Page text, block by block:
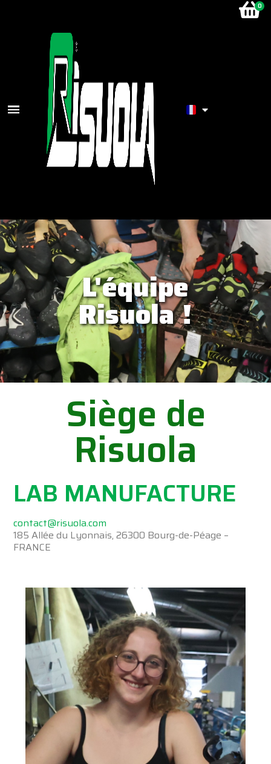
L'équipe
Risuola !
Siège de
Risuola
LAB MANUFACTURE
contact@risuola.com
185 Allée du Lyonnais, 26300 Bourg-de-Péage –
FRANCE